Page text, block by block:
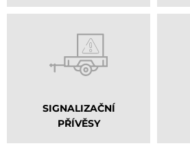
SIGNALIZAČNÍ
PŘÍVĚSY